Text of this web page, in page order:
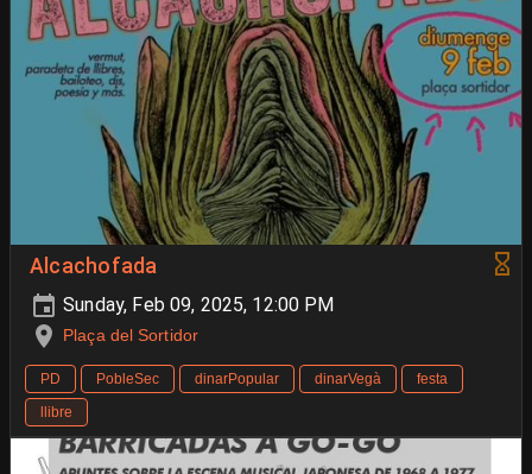
Alcachofada
Sunday, Feb 09, 2025, 12:00 PM
Plaça del Sortidor
PD PobleSec dinarPopular dinarVegà
festa
llibre